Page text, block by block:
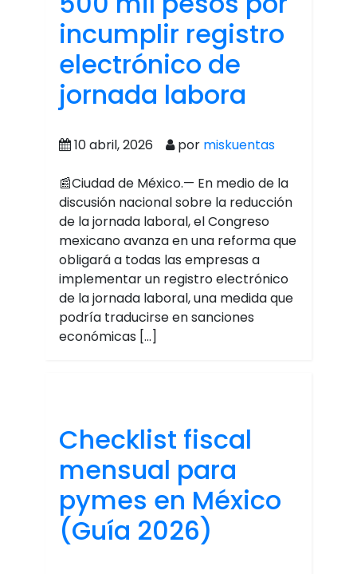
incumplir registro
electrónico de
jornada labora
10 abril, 2026 por miskuentas
📰Ciudad de México.— En medio de la
discusión nacional sobre la reducción
de la jornada laboral, el Congreso
mexicano avanza en una reforma que
obligará a todas las empresas a
implementar un registro electrónico
de la jornada laboral, una medida que
podría traducirse en sanciones
económicas […]
Checklist fiscal
mensual para
pymes en México
(Guía 2026)